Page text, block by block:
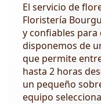
El servicio de
Floristería
y confiables para
disponemos de
que permite
hasta 2 horas
un pequeño
equipo